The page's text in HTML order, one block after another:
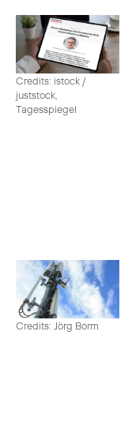
Credits: istock /
juststock,
Tagesspiegel
Credits: Jörg Borm